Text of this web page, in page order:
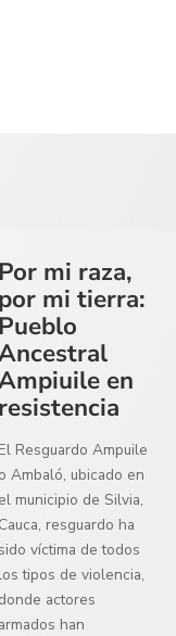
Por mi raza,
por mi tierra:
Pueblo
en
resistencia
El Resguardo Ampuile
o Ambaló, ubicado en
el municipio de Silvia,
Cauca, resguardo ha
sido víctima de todos
los tipos de violencia,
donde actores
armados han